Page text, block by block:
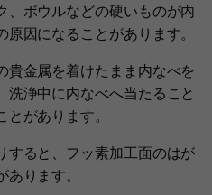
、ボウルなどの硬いものが内
因になることがあります。
貴金属を着けたまま内なべを
浄中に内なべへ当たること
があります。
すると、フッ素加工面のはが
ります。